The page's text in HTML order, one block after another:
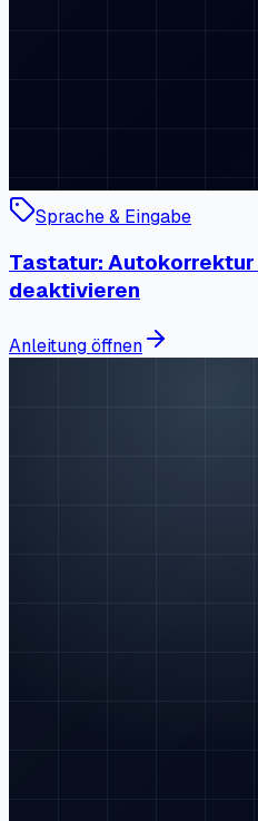
Sprache & Eingabe
Tastatur:
deaktivieren
Anleitung öffnen